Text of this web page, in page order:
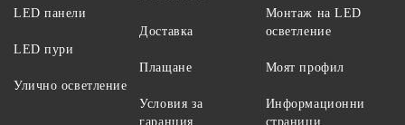
LED панели
LED пури
Улично осветление
Доставка
Плащане
Условия за
гаранция
Монтаж на LED
осветление
Моят профил
Информационни
страници